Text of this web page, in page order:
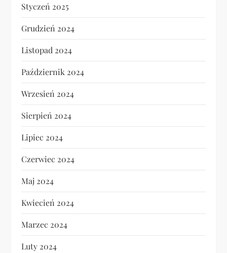
Styczeń 2025
Grudzień 2024
Listopad 2024
Październik 2024
Wrzesień 2024
Sierpień 2024
Lipiec 2024
Czerwiec 2024
Maj 2024
Kwiecień 2024
Marzec 2024
Luty 2024